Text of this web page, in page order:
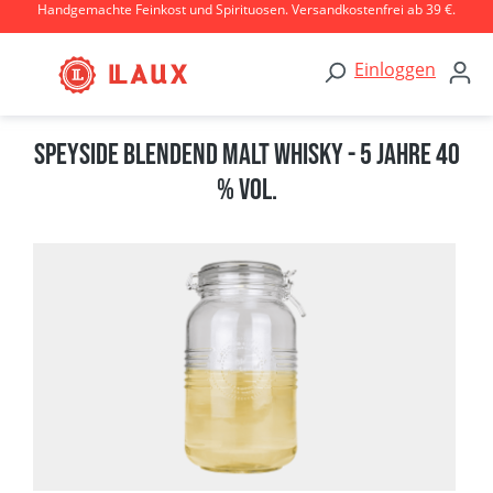
Zum Hauptinhalt springen
Handgemachte Feinkost und Spirituosen. Versandkostenfrei ab 39 €.
Einloggen
Bildergalerie überspringen
Speyside Blendend Malt Whisky - 5 Jahre 40
% Vol.